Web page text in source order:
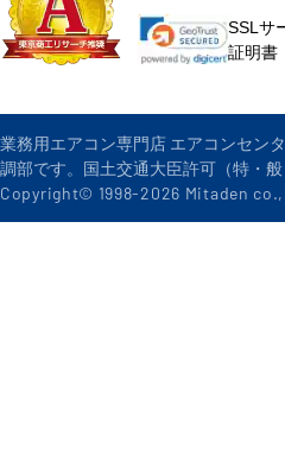
SSLサ
証明書
業務用エアコン専門店 エアコンセン
調部です。国土交通大臣許可（特・
Copyright© 1998-2026 Mitaden